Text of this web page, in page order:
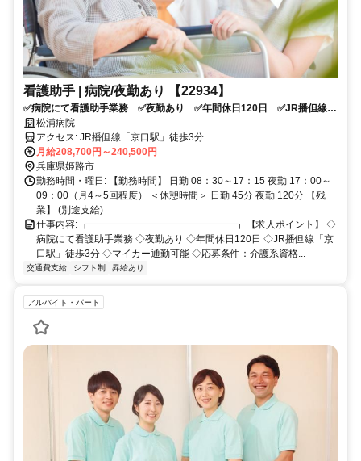
看護助手 | 病院/夜勤あり 【22934】
✅病院にて看護助手業務 ✅夜勤あり ✅年間休日120日 ✅JR播但線
「京口駅」徒歩3分 ✅マイカー通勤可能 ✅応募条件：介護系資格を
お持ちの方
松浦病院
アクセス: JR播但線「京口駅」徒歩3分
月給208,700円～240,500円
兵庫県姫路市
勤務時間・曜日: 【勤務時間】 日勤 08：30～17：15 夜勤 17：00～
09：00（月4～5回程度） ＜休憩時間＞ 日勤 45分 夜勤 120分 【残
業】 (別途支給)
仕事内容: ┏━━━━━━━━━━━━━━━┓ 【求人ポイント】 ◇
病院にて看護助手業務 ◇夜勤あり ◇年間休日120日 ◇JR播但線「京
口駅」徒歩3分 ◇マイカー通勤可能 ◇応募条件：介護系資格...
交通費支給 シフト制 昇給あり
アルバイト・パート